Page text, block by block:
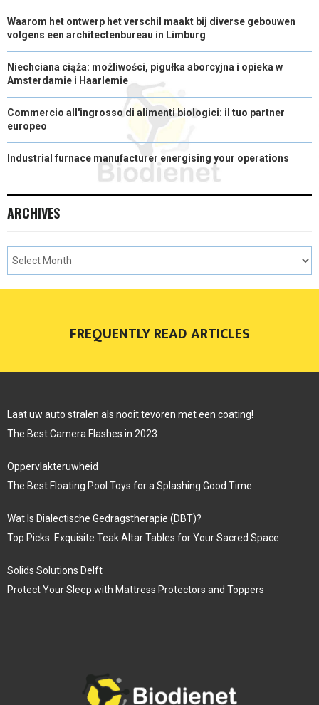
Waarom het ontwerp het verschil maakt bij diverse gebouwen
volgens een architectenbureau in Limburg
Niechciana ciąża: możliwości, pigułka aborcyjna i opieka w
Amsterdamie i Haarlemie
Commercio all'ingrosso di alimenti biologici: il tuo partner
europeo
Industrial furnace manufacturer energising your operations
ARCHIVES
FREQUENTLY READ ARTICLES
Laat uw auto stralen als nooit tevoren met een coating!
The Best Camera Flashes in 2023
Oppervlakteruwheid
The Best Floating Pool Toys for a Splashing Good Time
Wat Is Dialectische Gedragstherapie (DBT)?
Top Picks: Exquisite Teak Altar Tables for Your Sacred Space
Solids Solutions Delft
Protect Your Sleep with Mattress Protectors and Toppers